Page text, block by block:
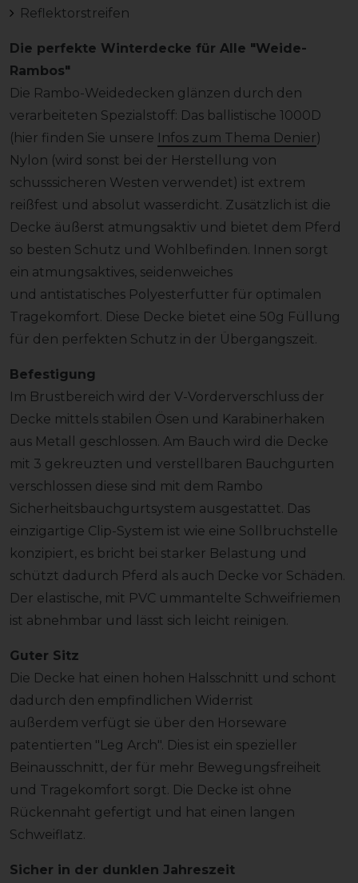
Reflektorstreifen
Die perfekte Winterdecke für Alle "Weide-
Rambos"
Die Rambo-Weidedecken glänzen durch den
verarbeiteten Spezialstoff: Das ballistische 1000D
(hier finden Sie unsere Infos zum Thema Denier)
Nylon (wird sonst bei der Herstellung von
schusssicheren Westen verwendet) ist extrem
reißfest und absolut wasserdicht. Zusätzlich ist die
Decke äußerst atmungsaktiv und bietet dem Pferd
so besten Schutz und Wohlbefinden. Innen sorgt
ein atmungsaktives, seidenweiches
und antistatisches Polyesterfutter für optimalen
Tragekomfort. Diese Decke bietet eine 50g Füllung
für den perfekten Schutz in der Übergangszeit.
Befestigung
Im Brustbereich wird der V-Vorderverschluss der
Decke mittels stabilen Ösen und Karabinerhaken
aus Metall geschlossen. Am Bauch wird die Decke
mit 3 gekreuzten und verstellbaren Bauchgurten
verschlossen diese sind mit dem Rambo
Sicherheitsbauchgurtsystem ausgestattet. Das
einzigartige Clip-System ist wie eine Sollbruchstelle
konzipiert, es bricht bei starker Belastung und
schützt dadurch Pferd als auch Decke vor Schäden.
Der elastische, mit PVC ummantelte Schweifriemen
ist abnehmbar und lässt sich leicht reinigen.
Guter Sitz
Die Decke hat einen hohen Halsschnitt und schont
dadurch den empfindlichen Widerrist
außerdem verfügt sie über den Horseware
patentierten "Leg Arch". Dies ist ein spezieller
Beinausschnitt, der für mehr Bewegungsfreiheit
und Tragekomfort sorgt. Die Decke ist ohne
Rückennaht gefertigt und hat einen langen
Schweiflatz.
Sicher in der dunklen Jahreszeit